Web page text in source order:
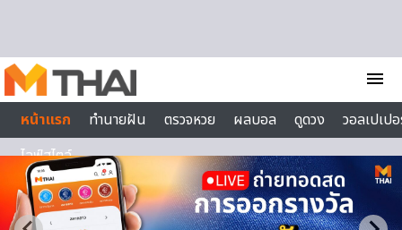
menu
หน้าแรก
ทำนายฝัน ตรวจหวย ผลบอล ดูดวง
วอลเปเป
ไลฟ์สไตล์